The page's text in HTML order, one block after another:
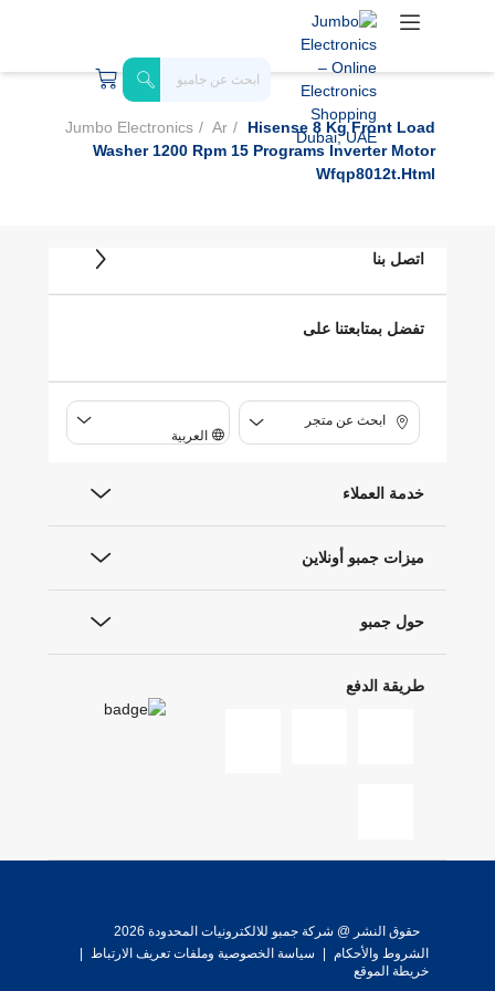
Jumbo Electronics Ar
Hisense 8 Kg Front Load
Washer 1200 Rpm 15 Programs Inverter Motor
Wfqp8012t.html
اتصل بنا
تفضل بمتابعتنا على
ابحث عن متجر
العربية
خدمة العملاء
ميزات جمبو أونلاين
حول جمبو
طريقة الدفع
حقوق النشر @ شركة جمبو للالكترونيات المحدودة 2026
الشروط والأحكام
سياسة الخصوصية وملفات تعريف الارتباط
خريطة الموقع